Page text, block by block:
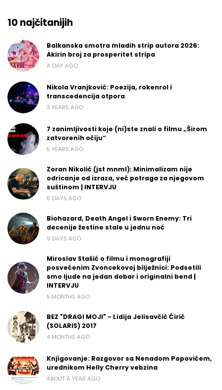
10 najčitanijih
Balkanska smotra mladih strip autora 2026:
Akirin broj za prosperitet stripa
A DAY AGO
Nikola Vranjković: Poezija, rokenrol i
transcedencija otpora
3 YEARS AGO
7 zanimljivosti koje (ni)ste znali o filmu „Širom
zatvorenih očiju“
5 YEARS AGO
Zoran Nikolić (jst mnml): Minimalizam nije
odricanje od izraza, već potraga za njegovom
suštinom | INTERVJU
6 DAYS AGO
Biohazard, Death Angel i Sworn Enemy: Tri
decenije žestine stale u jednu noć
9 DAYS AGO
Miroslav Stašić o filmu i monografiji
posvećenim Zvoncekovoj bilježnici: Podsetili
smo ljude na jedan dobar i originalni bend |
INTERVJU
5 MONTHS AGO
BEZ "DRAGI MOJI" - Lidija Jelisavčić Ćirić
(SOLARIS) 2017
4 MONTHS AGO
Knjigovanje: Razgovor sa Nenadom Popovićem,
urednikom Helly Cherry vebzina
ABOUT A YEAR AGO